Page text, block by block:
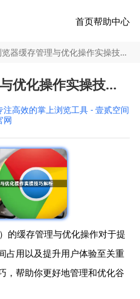
首页帮助中心
器缓存管理与优化操作实操技巧解析
谷歌浏览器缓存管理与优化操作实操技巧解析
注高效的掌上浏览工具 - 壹贰空间
网
的缓存管理与优化操作对于提
占用以及提升用户体验至关重
，帮助你更好地管理和优化谷